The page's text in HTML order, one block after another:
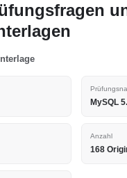
MySQL
Anzahl
168